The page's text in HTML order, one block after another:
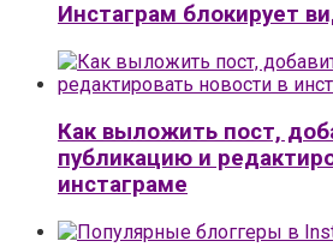
Инстаграм блокирует
Как выложить пост,
публикацию и
инстаграме